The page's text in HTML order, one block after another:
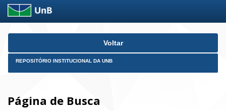
Skip
Voltar
REPOSITÓRIO INSTITUCIONAL DA UNB
Página de Busca